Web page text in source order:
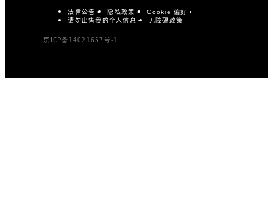
法律公告 隐私政策 Cookie 偏好
请勿出售我的个人信息 无障碍政策
京ICP备14021657号-1